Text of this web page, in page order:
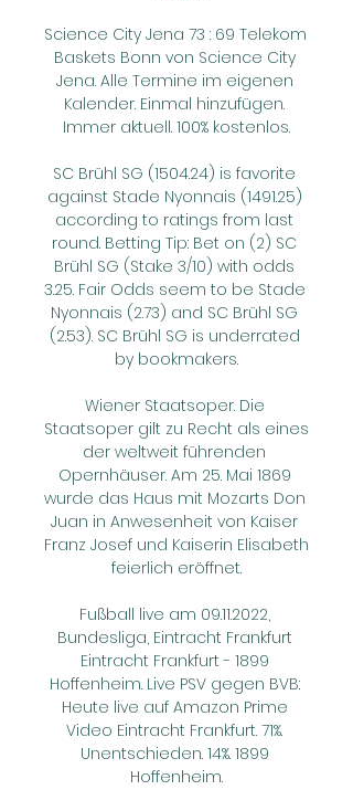
Science City Jena 73 : 69 Telekom
Baskets Bonn von Science City
Jena. Alle Termine im eigenen
Kalender. Einmal hinzufügen.
Immer aktuell. 100% kostenlos.
SC Brühl SG (1504.24) is favorite
against Stade Nyonnais (1491.25)
according to ratings from last
round. Betting Tip: Bet on (2) SC
Brühl SG (Stake 3/10) with odds
3.25. Fair Odds seem to be Stade
Nyonnais (2.73) and SC Brühl SG
(2.53). SC Brühl SG is underrated
by bookmakers.
Wiener Staatsoper. Die
Staatsoper gilt zu Recht als eines
der weltweit führenden
Opernhäuser. Am 25. Mai 1869
wurde das Haus mit Mozarts Don
Juan in Anwesenheit von Kaiser
Franz Josef und Kaiserin Elisabeth
feierlich eröffnet.
Fußball live am 09.11.2022,
Bundesliga, Eintracht Frankfurt
Eintracht Frankfurt - 1899
Hoffenheim. Live PSV gegen BVB:
Heute live auf Amazon Prime
Video Eintracht Frankfurt. 71%.
Unentschieden. 14%. 1899
Hoffenheim.